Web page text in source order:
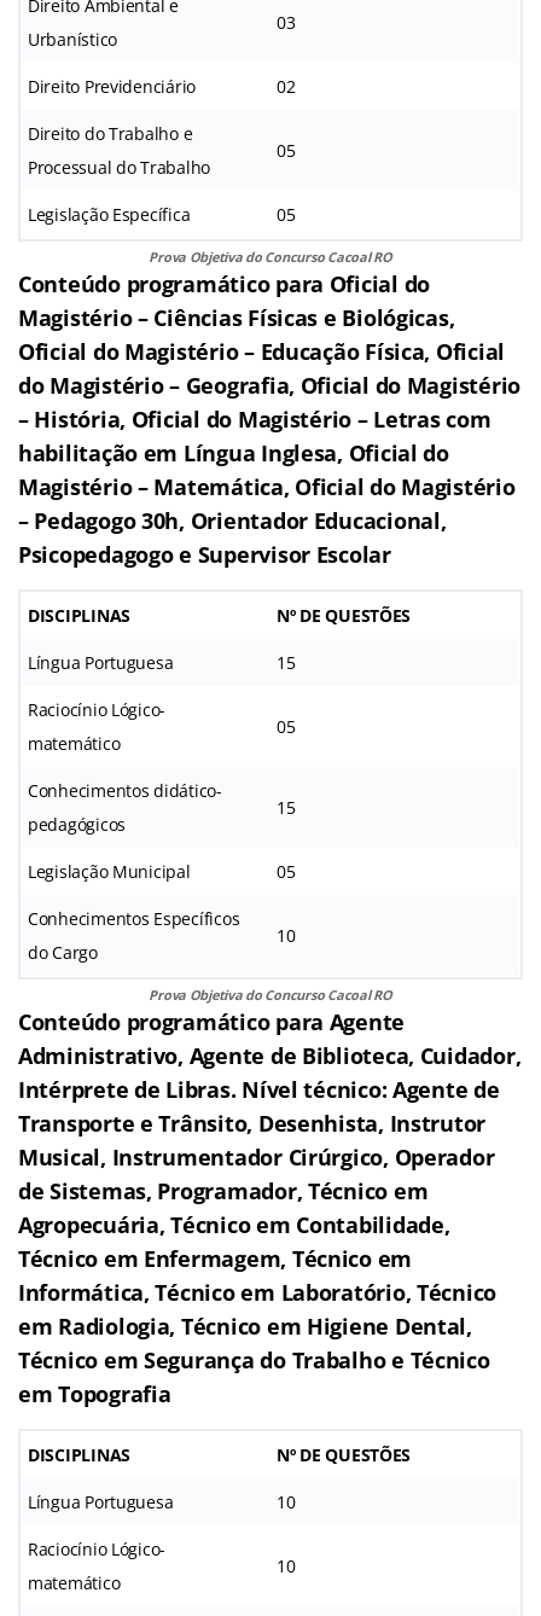
Direito Ambiental e
Urbanístico
03
Direito Previdenciário 02
Direito do Trabalho e
Processual do Trabalho
05
Legislação Específica 05
Prova Objetiva do Concurso Cacoal RO
Conteúdo programático para Oficial do
Magistério – Ciências Físicas e Biológicas,
Oficial do Magistério – Educação Física, Oficial
do Magistério – Geografia, Oficial do Magistério
– História, Oficial do Magistério – Letras com
habilitação em Língua Inglesa, Oficial do
Magistério – Matemática, Oficial do Magistério
– Pedagogo 30h, Orientador Educacional,
Psicopedagogo e Supervisor Escolar
DISCIPLINAS Nº DE QUESTÕES
Língua Portuguesa 15
Raciocínio Lógico-
matemático
05
Conhecimentos didático-
pedagógicos
15
Legislação Municipal 05
Conhecimentos Específicos
do Cargo
10
Prova Objetiva do Concurso Cacoal RO
Conteúdo programático para Agente
Administrativo, Agente de Biblioteca, Cuidador,
Intérprete de Libras. Nível técnico: Agente de
Transporte e Trânsito, Desenhista, Instrutor
Musical, Instrumentador Cirúrgico, Operador
de Sistemas, Programador, Técnico em
Agropecuária, Técnico em Contabilidade,
Técnico em Enfermagem, Técnico em
Informática, Técnico em Laboratório, Técnico
em Radiologia, Técnico em Higiene Dental,
Técnico em Segurança do Trabalho e Técnico
em Topografia
DISCIPLINAS Nº DE QUESTÕES
Língua Portuguesa 10
Raciocínio Lógico-
matemático
10